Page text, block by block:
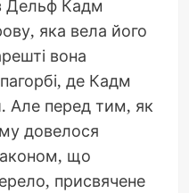
Дельф Кадм
яка вела його
вона
де Кадм
Але перед тим, як
довелося
що
присвячене